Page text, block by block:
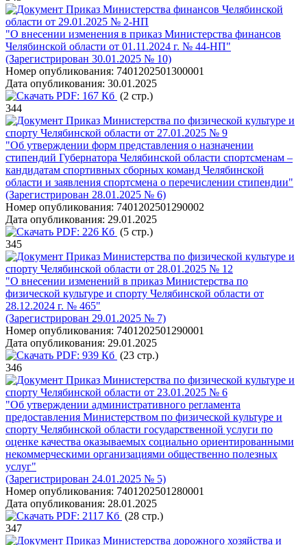
Приказ Министерства финансов Челябинской
области от 29.01.2025 № 2-НП
"О внесении изменения в приказ Министерства финансов
Челябинской области от 01.11.2024 г. № 44-НП"
(Зарегистрирован 30.01.2025 № 10)
Номер опубликования: 7401202501300001
Дата опубликования: 30.01.2025
PDF: 167 Кб (2 стр.)
344
Приказ Министерства по физической культуре и
спорту Челябинской области от 27.01.2025 № 9
"Об утверждении форм представления о назначении
стипендий Губернатора Челябинской области спортсменам –
кандидатам спортивных сборных команд Челябинской
области и заявления спортсмена о перечислении стипендии"
(Зарегистрирован 28.01.2025 № 6)
Номер опубликования: 7401202501290002
Дата опубликования: 29.01.2025
PDF: 226 Кб (5 стр.)
345
Приказ Министерства по физической культуре и
спорту Челябинской области от 28.01.2025 № 12
"О внесении изменений в приказ Министерства по
физической культуре и спорту Челябинской области от
28.12.2024 г. № 465"
(Зарегистрирован 29.01.2025 № 7)
Номер опубликования: 7401202501290001
Дата опубликования: 29.01.2025
PDF: 939 Кб (23 стр.)
346
Приказ Министерства по физической культуре и
спорту Челябинской области от 23.01.2025 № 6
"Об утверждении административного регламента
предоставления Министерством по физической культуре и
спорту Челябинской области государственной услуги по
оценке качества оказываемых социально ориентированными
некоммерческими организациями общественно полезных
услуг"
(Зарегистрирован 24.01.2025 № 5)
Номер опубликования: 7401202501280001
Дата опубликования: 28.01.2025
PDF: 2117 Кб (28 стр.)
347
Приказ Министерства дорожного хозяйства и